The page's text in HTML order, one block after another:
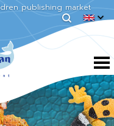
publishing market